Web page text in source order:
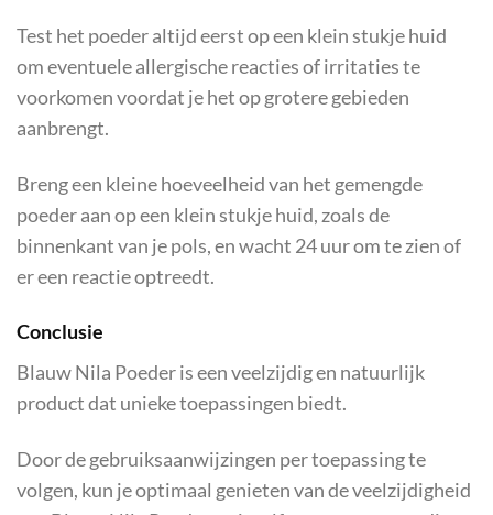
Test het poeder altijd eerst op een klein stukje huid
om eventuele allergische reacties of irritaties te
voorkomen voordat je het op grotere gebieden
aanbrengt.
Breng een kleine hoeveelheid van het gemengde
poeder aan op een klein stukje huid, zoals de
binnenkant van je pols, en wacht 24 uur om te zien of
er een reactie optreedt.
Conclusie
Blauw Nila Poeder is een veelzijdig en natuurlijk
product dat unieke toepassingen biedt.
Door de gebruiksaanwijzingen per toepassing te
volgen, kun je optimaal genieten van de veelzijdigheid